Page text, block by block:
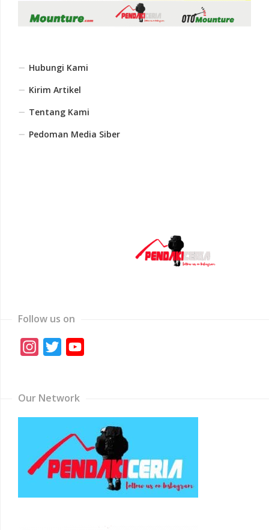
Hubungi Kami
Kirim Artikel
Tentang Kami
Pedoman Media Siber
Follow us on
Instagram
Twitter
Our Network